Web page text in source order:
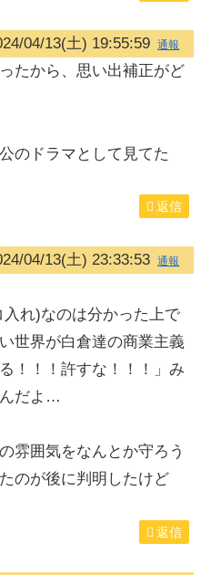
04/13(土) 19:55:59 通報
たから、思い出補正がど
のドラマとして見てた
返信
04/13(土) 23:33:53 通報
れ)なのは分かった上で
世界が白倉達の商業主義
！！！許すな！！！」み
だよ…
雰囲気をなんとか守ろう
のが後に判明したけど
返信